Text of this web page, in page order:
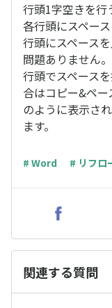
行頭1字空きを行
各行頭にスペー
行頭にスペース
問題ありません。
行頭でスペース
合はコピー&ペ
のように表示さ
ます。
# Word # リフロ
関連する質問